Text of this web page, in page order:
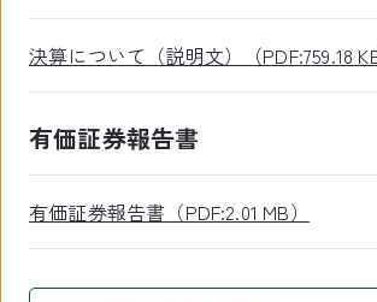
決算について（説明文）（PDF:759.18 KB
有価証券報告書
有価証券報告書（PDF:2.01 MB）